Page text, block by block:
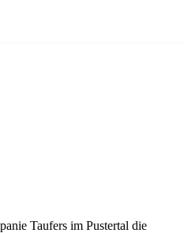
Taufers im Pustertal die